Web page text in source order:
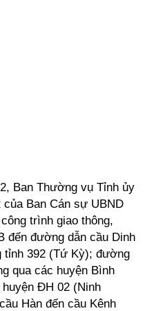
Ban Thường vụ Tỉnh ủy
Ban Cán sự UBND
trình giao thông,
đến đường dẫn cầu Dinh
tỉnh 392 (Tứ Kỳ); đường
qua các huyện Bình
ĐH 02 (Ninh
Hàn đến cầu Kênh